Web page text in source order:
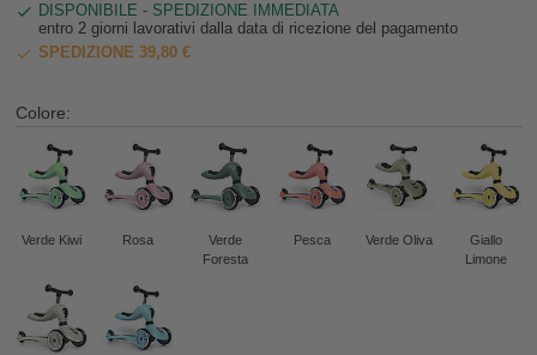
DISPONIBILE - SPEDIZIONE IMMEDIATA
entro 2 giorni lavorativi dalla data di ricezione del pagamento
SPEDIZIONE 39,80 €
Colore:
Verde Kiwi Rosa
Verde
Foresta
Pesca Verde Oliva
Giallo
Limone